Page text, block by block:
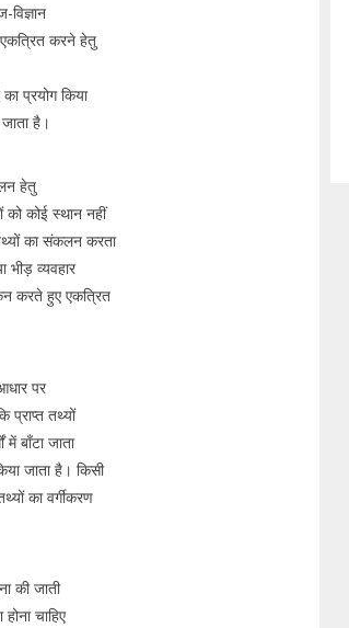
एकत्रित करने हेतु
प्रयोग किया
है।
हेतु
को कोई स्थान नहीं
का संकलन करता
भीड़ व्यवहार
करते हुए एकत्रित
पर
प्राप्त तथ्यों
बाँटा जाता
जाता है। किसी
का वर्गीकरण
की जाती
चाहिए